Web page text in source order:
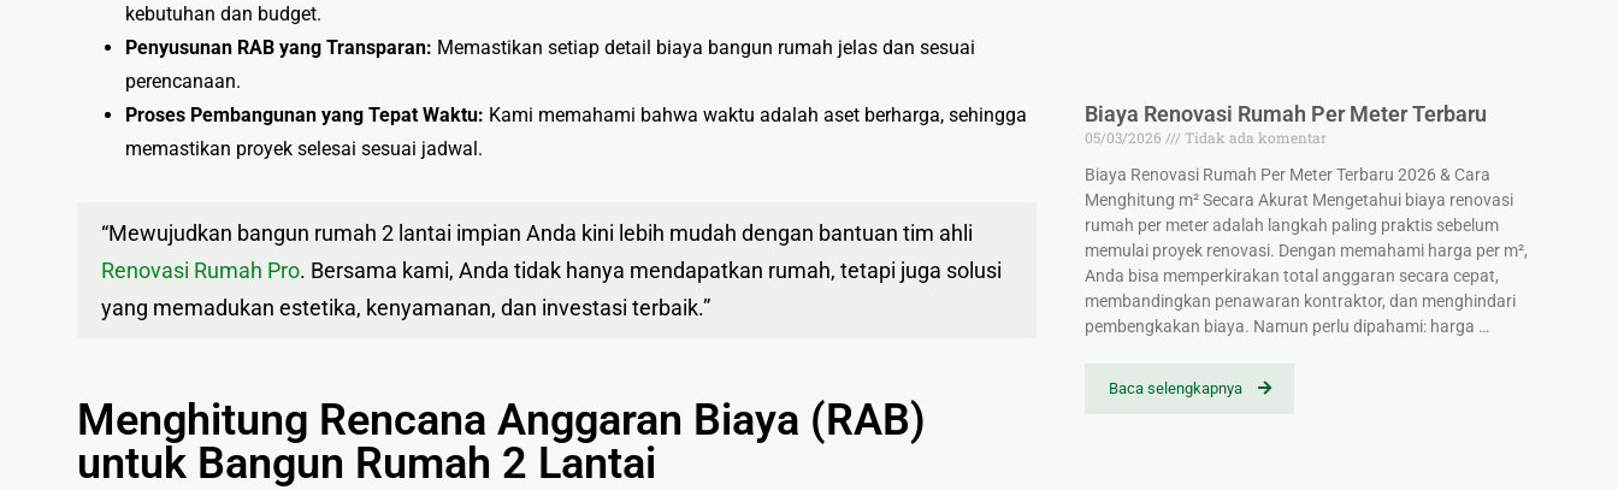
kebutuhan dan budget.
Penyusunan RAB yang Transparan: Memastikan setiap detail biaya bangun rumah jelas dan sesuai
perencanaan.
Proses Pembangunan yang Tepat Waktu: Kami memahami bahwa waktu adalah aset berharga, sehingga
memastikan proyek selesai sesuai jadwal.
“Mewujudkan bangun rumah 2 lantai impian Anda kini lebih mudah dengan bantuan tim ahli
Renovasi Rumah Pro. Bersama kami, Anda tidak hanya mendapatkan rumah, tetapi juga solusi
yang memadukan estetika, kenyamanan, dan investasi terbaik.”
Menghitung Rencana Anggaran Biaya (RAB)
untuk Bangun Rumah 2 Lantai
Biaya Renovasi Rumah Per Meter Terbaru
05/03/2026
Tidak ada komentar
Biaya Renovasi Rumah Per Meter Terbaru 2026 & Cara
Menghitung m² Secara Akurat Mengetahui biaya renovasi
rumah per meter adalah langkah paling praktis sebelum
memulai proyek renovasi. Dengan memahami harga per m²,
Anda bisa memperkirakan total anggaran secara cepat,
membandingkan penawaran kontraktor, dan menghindari
pembengkakan biaya. Namun perlu dipahami: harga …
Baca selengkapnya